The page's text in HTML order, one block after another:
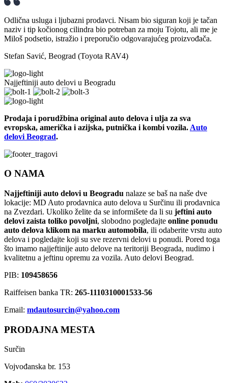
Odlična usluga i ljubazni prodavci. Nisam bio siguran koji je tačan
naziv i tip kočionog cilindra bio potreban za moju Tojotu, ali me je
Miloš podsetio, istražio i preporučio odgovarajućeg proizvođača.
Stefan Savić, Beograd (Toyota RAV4)
Najjeftiniji auto delovi u Beogradu
Prodaja i porudžbina original auto delova i ulja za sva
evropska, američka i azijska, putnička i kombi vozila. Auto
delovi Beograd.
O NAMA
Najjeftiniji auto delovi u Beogradu nalaze se baš na naše dve
lokacije: MD Auto prodavnica auto delova u Surčinu ili prodavnica
na Zvezdari. Ukoliko želite da se informišete da li su jeftini auto
delovi zaista toliko povoljni, slobodno pogledajte online ponudu
auto delova klikom na marku automobila, ili odaberite vrstu auto
delova i pogledajte koji su sve rezervni delovi u ponudi. Pored toga
što imamo najjeftinije auto delove na teritoriji Beograda, nudimo i
kvalitetnu a jeftinu opremu za vozila. Auto delovi Beograd.
PIB: 109458656
Raiffeisen banka TR: 265-1110310001533-56
Email: mdautosurcin@yahoo.com
PRODAJNA MESTA
Surčin
Vojvođanska br. 153